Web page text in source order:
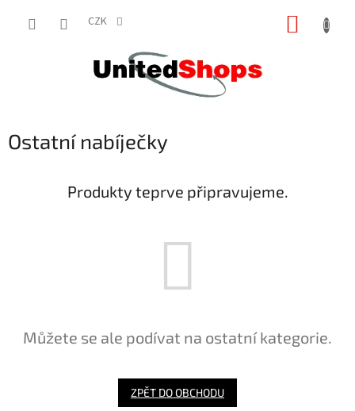
CZK
Ostatní nabíječky
Produkty teprve připravujeme.
Můžete se ale podívat na ostatní kategorie.
ZPĚT DO OBCHODU